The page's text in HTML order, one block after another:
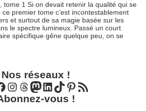
tome 1 Si on devait retenir la qualité qui se
premier tome c’est incontestablement
et surtout de sa magie basée sur les
le spectre lumineux. Passé un court
spécifique gêne quelque peu, on se
Nos réseaux !
Instagram Threads Mastodon LinkedIn TikTok Pinterest Flux RSS
vous !